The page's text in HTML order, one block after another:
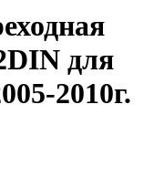
для
2010г.